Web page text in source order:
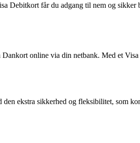
Debitkort får du adgang til nem og
online via din netbank. Med et
ekstra sikkerhed og fleksibilitet, som